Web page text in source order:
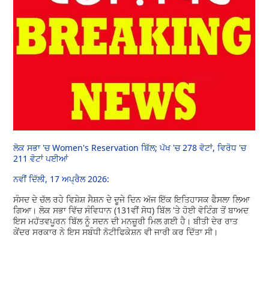
ਲੋਕ ਸਭਾ 'ਚ Women's Reservation ਬਿੱਲ; ਪੱਖ 'ਚ 278 ਵੋਟਾਂ, ਵਿਰੋਧ 'ਚ
211 ਵੋਟਾਂ ਪਈਆਂ
ਨਵੀਂ ਦਿੱਲੀ, 17 ਅਪ੍ਰੈਲ 2026:
ਸੰਸਦ ਦੇ ਚੱਲ ਰਹੇ ਵਿਸ਼ੇਸ਼ ਸੈਸ਼ਨ ਦੇ ਦੂਜੇ ਦਿਨ ਅੱਜ ਇੱਕ ਇਤਿਹਾਸਕ ਫੈਸਲਾ ਲਿਆ
ਗਿਆ। ਲੋਕ ਸਭਾ ਵਿੱਚ ਸੰਵਿਧਾਨ (131ਵੀਂ ਸੋਧ) ਬਿੱਲ 'ਤੇ ਹੋਈ ਵੋਟਿੰਗ ਤੋਂ ਬਾਅਦ
ਇਸ ਮਹੱਤਵਪੂਰਨ ਬਿੱਲ ਨੂੰ ਸਦਨ ਦੀ ਮਨਜ਼ੂਰੀ ਮਿਲ ਗਈ ਹੈ। ਬੀਤੀ ਦੇਰ ਰਾਤ
ਕੇਂਦਰ ਸਰਕਾਰ ਨੇ ਇਸ ਸਬੰਧੀ ਨੋਟੀਫਿਕੇਸ਼ਨ ਵੀ ਜਾਰੀ ਕਰ ਦਿੱਤਾ ਸੀ।